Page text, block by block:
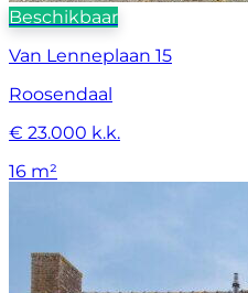
Beschikbaar
Van Lenneplaan 15
Roosendaal
€ 23.000 k.k.
16 m²